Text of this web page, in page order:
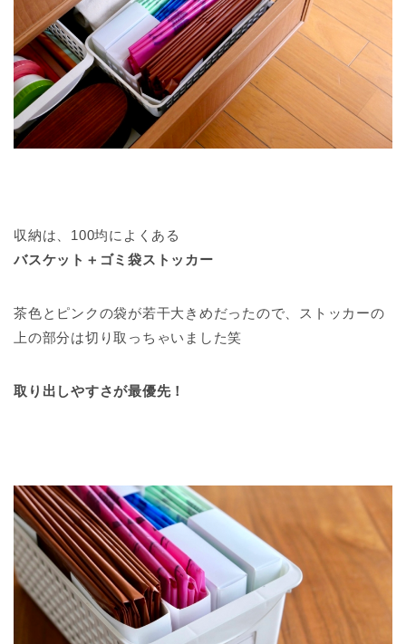
収納は、100均によくある
バスケット＋ゴミ袋ストッカー
茶色とピンクの袋が若干大きめだったので、ストッカーの
上の部分は切り取っちゃいました笑
取り出しやすさが最優先！